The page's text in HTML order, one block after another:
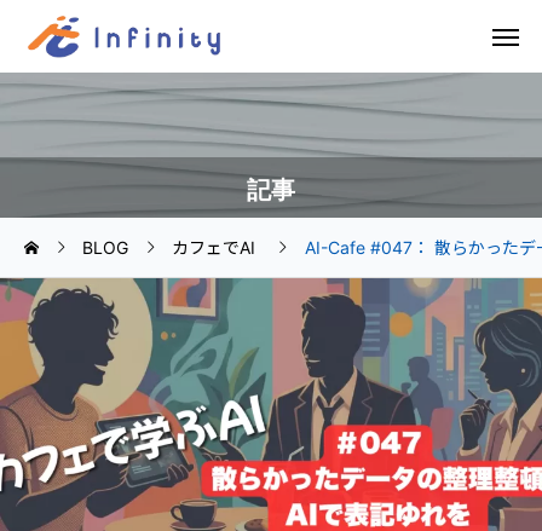
記事
BLOG カフェでAI AI-Cafe #047： 散らかったデ